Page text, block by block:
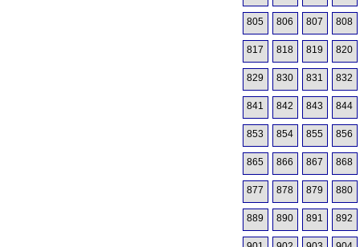
805 806 807 808
817 818 819 820
829 830 831 832
841 842 843 844
853 854 855 856
865 866 867 868
877 878 879 880
889 890 891 892